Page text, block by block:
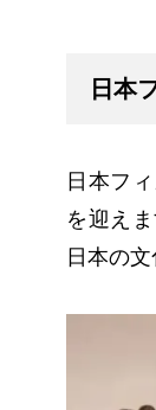
日本
日本フ
を迎え
日本の文